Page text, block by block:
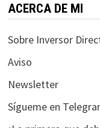
ACERCA DE MI
Sobre Inversor
Aviso
Newsletter
Sígueme en
Estadísticas
podamos
mejorar la
funcionalidad
y estructura
base a cómo
se usa la web.